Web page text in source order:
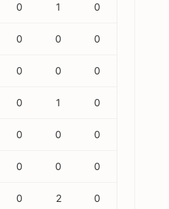
0 1 0
0 0 0
0 0 0
0 1 0
0 0 0
0 0 0
0 2 0